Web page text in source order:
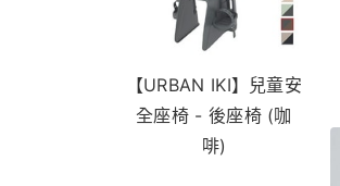
【URBAN IKI】兒童安
全座椅 - 後座椅 (咖
啡)